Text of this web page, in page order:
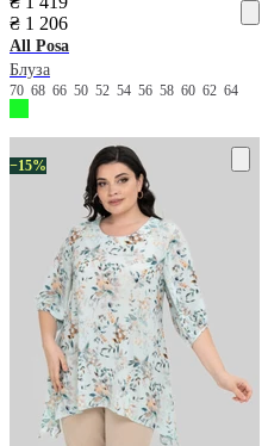
₴ 1 206
All Posa
Блуза
70 68 66 50 52 54 56 58 60 62 64
−15%